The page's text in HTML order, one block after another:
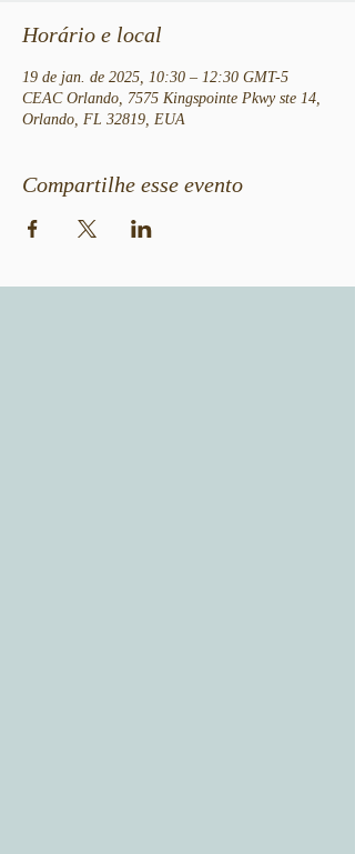
Horário e local
19 de jan. de 2025, 10:30 – 12:30 GMT-5
CEAC Orlando, 7575 Kingspointe Pkwy ste 14,
Orlando, FL 32819, EUA
Compartilhe esse evento